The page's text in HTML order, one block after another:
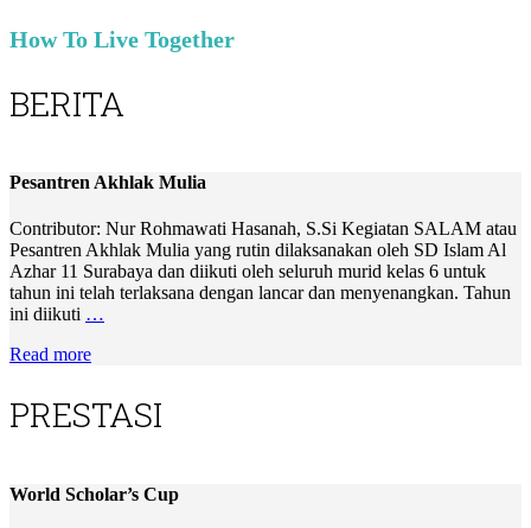
How To Live Together
BERITA
Pesantren Akhlak Mulia
Contributor: Nur Rohmawati Hasanah, S.Si Kegiatan SALAM atau
Pesantren Akhlak Mulia yang rutin dilaksanakan oleh SD Islam Al
Azhar 11 Surabaya dan diikuti oleh seluruh murid kelas 6 untuk
tahun ini telah terlaksana dengan lancar dan menyenangkan. Tahun
ini diikuti …
Read more
PRESTASI
World Scholar’s Cup